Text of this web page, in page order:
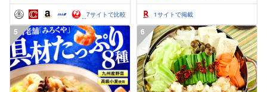
7サイトで比較 1サイトで掲載
5 6